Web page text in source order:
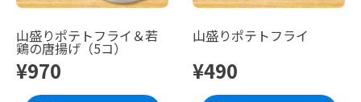
山盛りポテトフライ＆若
鶏の唐揚げ（5コ）
¥970
山盛りポテトフライ
¥490